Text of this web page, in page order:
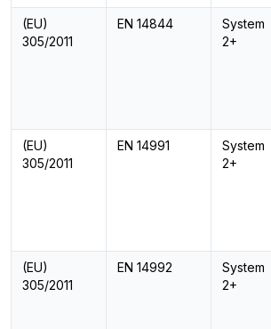
(EU)
305/2011
EN 14844
System
2+
(EU)
305/2011
EN 14991
System
2+
(EU)
305/2011
EN 14992
System
2+